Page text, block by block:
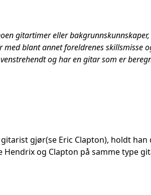
gitartimer eller
blant annet foreldrenes skillsmisse
og har en gitar som er
gjør(se Eric Clapton), holdt
og Clapton på samme type